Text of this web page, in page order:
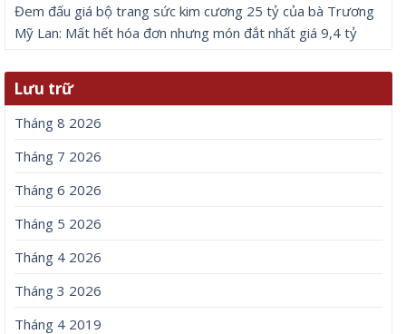
Đem đấu giá bộ trang sức kim cương 25 tỷ của bà Trương
Mỹ Lan: Mất hết hóa đơn nhưng món đắt nhất giá 9,4 tỷ
Lưu trữ
Tháng 8 2026
Tháng 7 2026
Tháng 6 2026
Tháng 5 2026
Tháng 4 2026
Tháng 3 2026
Tháng 4 2019